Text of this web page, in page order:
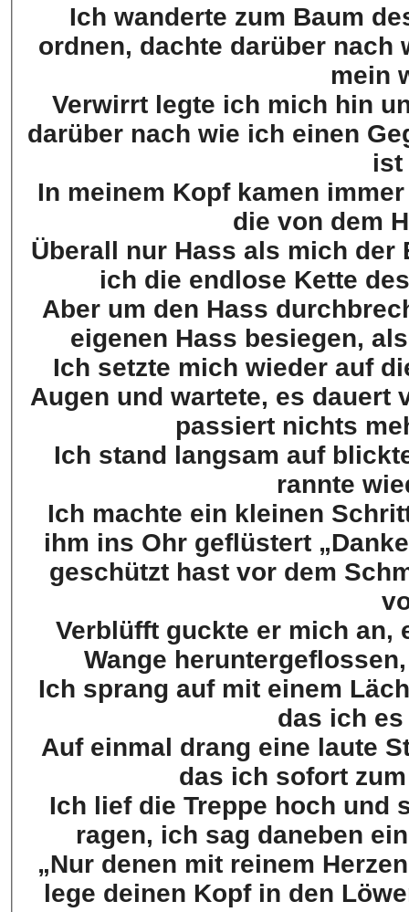
Ich wanderte zum Baum
ordnen, dachte darüber nach
mein
Verwirrt legte ich mich hin
darüber nach wie ich einen
In meinem Kopf kamen
die von dem
Überall nur Hass als mich
ich die endlose Kette
Aber um den Hass
eigenen Hass besiegen,
Ich setzte mich wieder auf
Augen und wartete, es dauert
passiert nichts
Ich stand langsam auf
rannte
Ich machte ein kleinen
ihm ins Ohr geflüstert
geschützt hast vor dem
Verblüfft guckte er mich an,
Wange
Ich sprang auf mit einem
das ich
Auf einmal drang eine laute
das ich sofort
Ich lief die Treppe hoch und
ragen, ich sag daneben
„Nur denen mit reinem
lege deinen Kopf in den